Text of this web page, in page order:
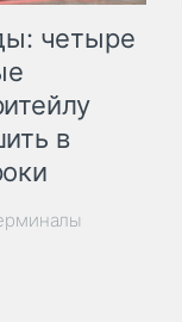
четыре
в